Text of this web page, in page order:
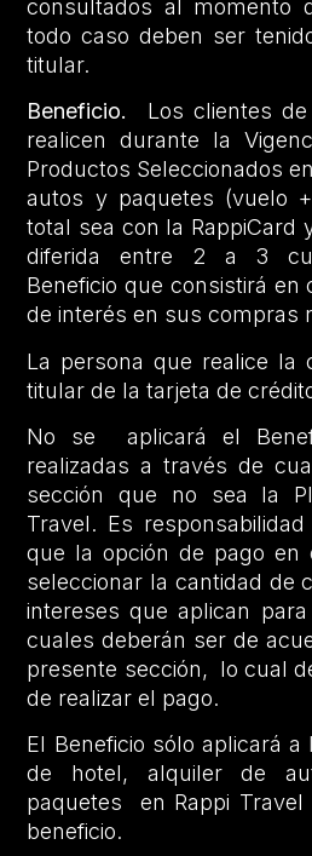
consultados al momento
todo caso deben ser
titular.
Beneficio.
Los clientes de
realicen durante la
Productos Seleccionados
autos y paquetes (vuelo
total sea con la RappiCard
diferida entre 2 a 3
Beneficio que consistirá en
de interés en sus compras
La persona que realice la
titular de la tarjeta de
No se aplicará el
realizadas a través de
sección que no sea la
Travel. Es
que la opción de pago en
seleccionar la cantidad de
intereses que aplican
cuales deberán ser de
presente sección, lo cual
de realizar el pago.
El Beneficio sólo aplicará
de hotel, alquiler de
paquetes en Rappi Travel
beneficio.